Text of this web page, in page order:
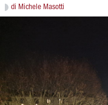
di Michele Masotti